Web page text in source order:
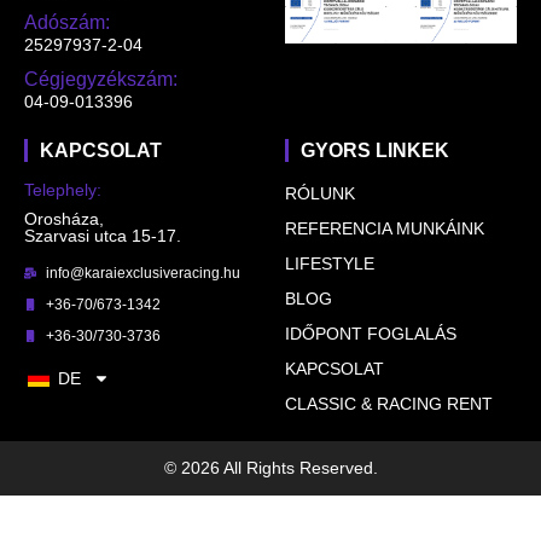
Adószám:
25297937-2-04
Cégjegyzékszám:
04-09-013396
GYORS LINKEK
RÓLUNK
REFERENCIA MUNKÁINK
LIFESTYLE
BLOG
IDŐPONT FOGLALÁS
KAPCSOLAT
CLASSIC & RACING RENT
KAPCSOLAT
Telephely:
Orosháza,
Szarvasi utca 15-17.
info@karaiexclusiveracing.hu
+36-70/673-1342
+36-30/730-3736
DE
© 2026 All Rights Reserved.